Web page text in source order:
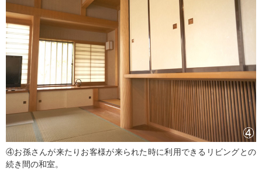
④お孫さんが来たりお客様が来られた時に利用できるリビングとの
続き間の和室。